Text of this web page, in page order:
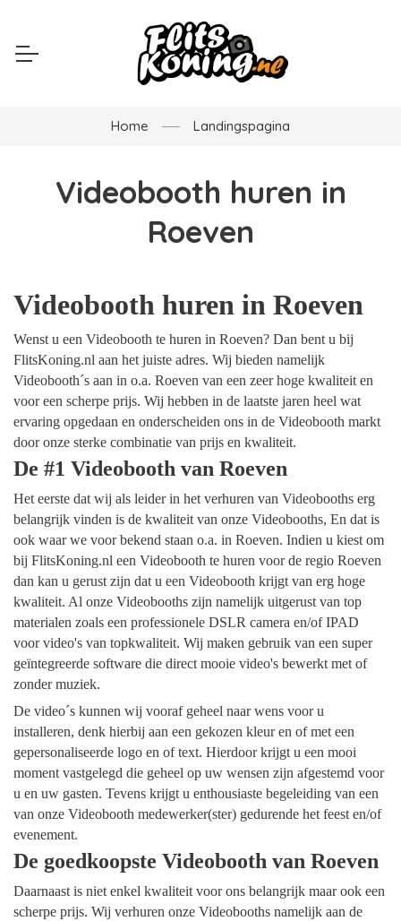
Home Landingspagina
Videobooth huren in
Roeven
Videobooth huren in Roeven
Wenst u een Videobooth te huren in Roeven? Dan bent u bij
FlitsKoning.nl aan het juiste adres. Wij bieden namelijk
Videobooth´s aan in o.a. Roeven van een zeer hoge kwaliteit en
voor een scherpe prijs. Wij hebben in de laatste jaren heel wat
ervaring opgedaan en onderscheiden ons in de Videobooth markt
door onze sterke combinatie van prijs en kwaliteit.
De #1 Videobooth van Roeven
Het eerste dat wij als leider in het verhuren van Videobooths erg
belangrijk vinden is de kwaliteit van onze Videobooths, En dat is
ook waar we voor bekend staan o.a. in Roeven. Indien u kiest om
bij FlitsKoning.nl een Videobooth te huren voor de regio Roeven
dan kan u gerust zijn dat u een Videobooth krijgt van erg hoge
kwaliteit. Al onze Videobooths zijn namelijk uitgerust van top
materialen zoals een professionele DSLR camera en/of IPAD
voor video's van topkwaliteit. Wij maken gebruik van een super
geïntegreerde software die direct mooie video's bewerkt met of
zonder muziek.
De video´s kunnen wij vooraf geheel naar wens voor u
installeren, denk hierbij aan een gekozen kleur en of met een
gepersonaliseerde logo en of text. Hierdoor krijgt u een mooi
moment vastgelegd die geheel op uw wensen zijn afgestemd voor
u en uw gasten. Tevens krijgt u enthousiaste begeleiding van een
van onze Videobooth medewerker(ster) gedurende het feest en/of
evenement.
De goedkoopste Videobooth van Roeven
Daarnaast is niet enkel kwaliteit voor ons belangrijk maar ook een
scherpe prijs. Wij verhuren onze Videobooths namelijk aan de